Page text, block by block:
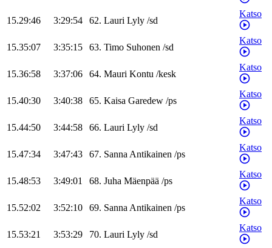
15.29:46 3:29:54 62. Lauri Lyly /sd
Katso
15.35:07 3:35:15 63. Timo Suhonen /sd
Katso
15.36:58 3:37:06 64. Mauri Kontu /kesk
Katso
15.40:30 3:40:38 65. Kaisa Garedew /ps
Katso
15.44:50 3:44:58 66. Lauri Lyly /sd
Katso
15.47:34 3:47:43 67. SannaAntikainen /ps
Katso
15.48:53 3:49:01 68. Juha Mäenpää /ps
Katso
15.52:02 3:52:10 69. SannaAntikainen /ps
Katso
15.53:21 3:53:29 70. Lauri Lyly /sd
Katso